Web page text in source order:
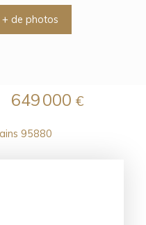
+ de photos
649 000 €
95880